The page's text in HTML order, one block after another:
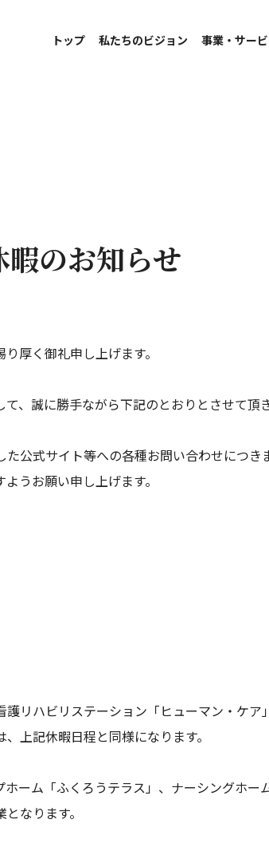
トップ 私たちのビジョン 事業・サー
暇のお知らせ
厚く御礼申し上げます。
、誠に勝手ながら下記のとおりとさせて頂き
公式サイト等への各種お問い合わせにつ
うお願い申し上げます。
リハビリステーション「ヒューマン・ケ
上記休暇日程と同様になります。
ーム「ふくろうテラス」、ナーシングホ
なります。